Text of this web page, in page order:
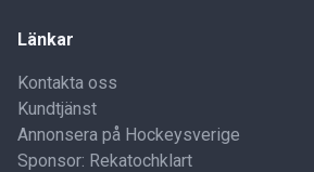
Länkar
Kontakta oss
Kundtjänst
Annonsera på Hockeysverige
Sponsor: Rekatochklart